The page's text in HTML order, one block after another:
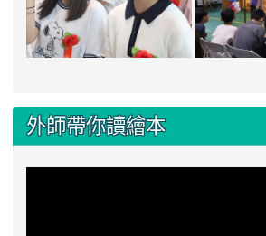
外師帶你讀繪本